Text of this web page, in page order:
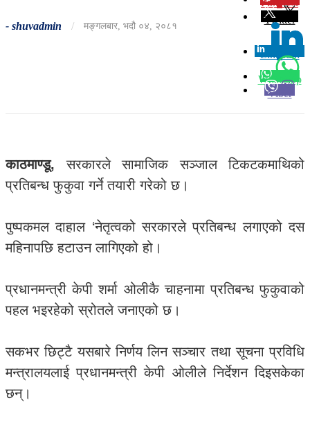
- shuvadmin / मङ्गलबार, भदौ ०४, २०८१
Pinterest
Twitter
Linkedin
0
Whatsapp
Viber
काठमाण्डू, सरकारले सामाजिक सञ्जाल टिकटकमाथिको
प्रतिबन्ध फुकुवा गर्ने तयारी गरेको छ।
पुष्पकमल दाहाल ‘नेतृत्वको सरकारले प्रतिबन्ध लगाएको दस
महिनापछि हटाउन लागिएको हो।
प्रधानमन्त्री केपी शर्मा ओलीकै चाहनामा प्रतिबन्ध फुकुवाको
पहल भइरहेको स्रोतले जनाएको छ।
सकभर छिट्टै यसबारे निर्णय लिन सञ्चार तथा सूचना प्रविधि
मन्त्रालयलाई प्रधानमन्त्री केपी ओलीले निर्देशन दिइसकेका
छन्।